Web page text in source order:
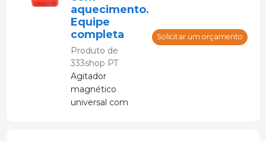
emissões de
amônia.
consumo de
energia e
aumentar a
produção de
biogás.
aquecimento.
Equipe
completa
Produto de
333shop PT
Agitador
magnético
universal com
Solicitar um orçamento